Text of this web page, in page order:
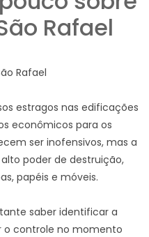
Rafael
Rafael
estragos nas edificações
econômicos para os
ser inofensivos, mas a
poder de destruição,
papéis e móveis.
saber identificar a
o controle no momento